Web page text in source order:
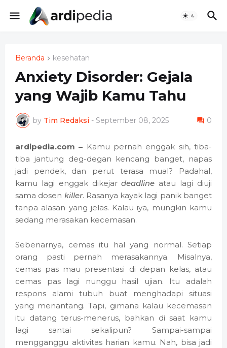
Beranda kesehatan
Anxiety Disorder: Gejala
yang Wajib Kamu Tahu
by Tim Redaksi - September 08, 2025 0
ardipedia.com – Kamu pernah enggak sih, tiba-
tiba jantung deg-degan kencang banget, napas
jadi pendek, dan perut terasa mual? Padahal,
kamu lagi enggak dikejardeadline atau lagi diuji
sama dosen killer. Rasanya kayak lagi panik banget
tanpa alasan yang jelas. Kalau iya, mungkin kamu
sedang merasakan kecemasan.
Sebenarnya, cemas itu hal yang normal. Setiap
orang pasti pernah merasakannya. Misalnya,
cemas pas mau presentasi di depan kelas, atau
cemas pas lagi nunggu hasil ujian. Itu adalah
respons alami tubuh buat menghadapi situasi
yang menantang. Tapi, gimana kalau kecemasan
itu datang terus-menerus, bahkan di saat kamu
lagi santai sekalipun? Sampai-sampai
mengganggu aktivitas harian kamu. Nah, bisa jadi